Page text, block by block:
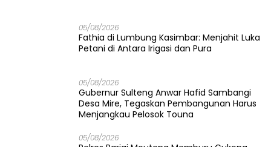
05/08/2026
Fathia di Lumbung Kasimbar: Menjahit Luka
Petani di Antara Irigasi dan Pura
05/08/2026
Gubernur Sulteng Anwar Hafid Sambangi
Desa Mire, Tegaskan Pembangunan Harus
Menjangkau Pelosok Touna
05/08/2026